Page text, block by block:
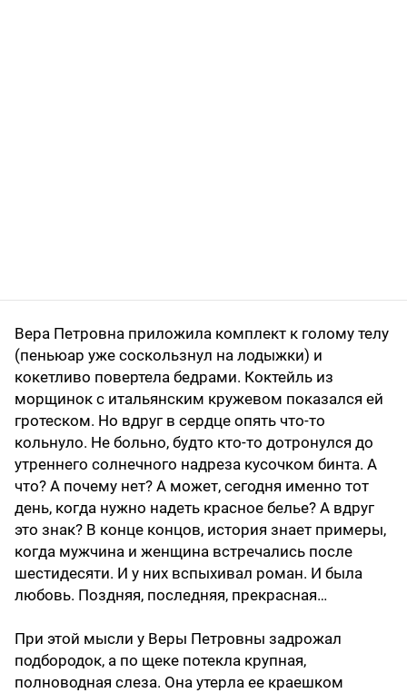
Вера Петровна приложила комплект к голому телу
(пеньюар уже соскользнул на лодыжки) и
кокетливо повертела бедрами. Коктейль из
морщинок с итальянским кружевом показался ей
гротеском. Но вдруг в сердце опять что-то
кольнуло. Не больно, будто кто-то дотронулся до
утреннего солнечного надреза кусочком бинта. А
что? А почему нет? А может, сегодня именно тот
день, когда нужно надеть красное белье? А вдруг
это знак? В конце концов, история знает примеры,
когда мужчина и женщина встречались после
шестидесяти. И у них вспыхивал роман. И была
любовь. Поздняя, последняя, прекрасная…
При этой мысли у Веры Петровны задрожал
подбородок, а по щеке потекла крупная,
полноводная слеза. Она утерла ее краешком